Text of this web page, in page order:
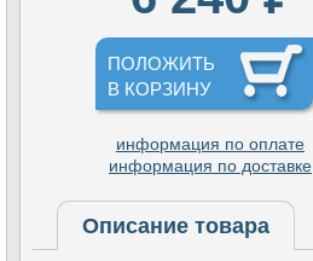
ПОЛОЖИТЬ
В КОРЗИНУ
информация по оплате
информация по доставке
Описание товара